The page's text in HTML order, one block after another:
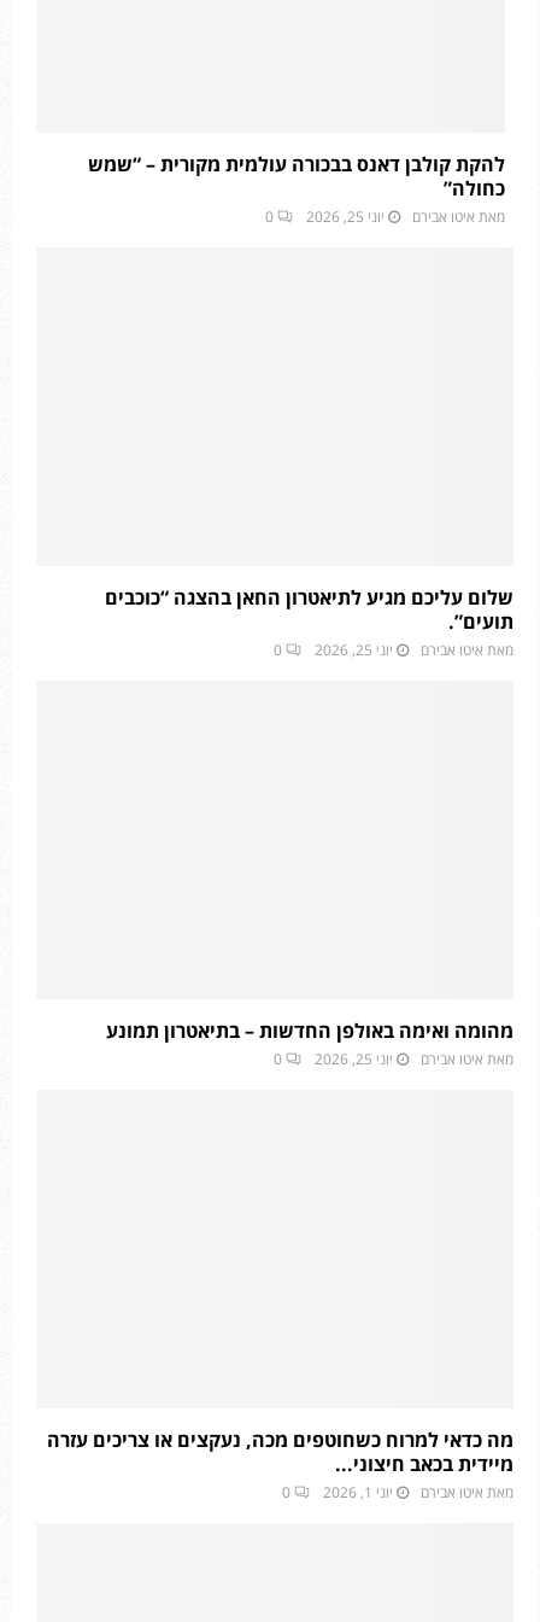
להקת קולבן דאנס בבכורה עולמית מקורית – “שמש
כחולה”
מאת איטו אבירם יוני 25, 2026 0
שלום עליכם מגיע לתיאטרון החאן בהצגה “כוכבים
תועים”.
מאת איטו אבירם יוני 25, 2026 0
מהומה ואימה באולפן החדשות – בתיאטרון תמונע
מאת איטו אבירם יוני 25, 2026 0
מה כדאי למרוח כשחוטפים מכה, נעקצים או צריכים עזרה
מיידית בכאב חיצוני...
מאת איטו אבירם יוני 1, 2026 0